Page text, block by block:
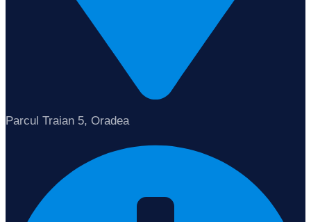
Parcul Traian 5, Oradea